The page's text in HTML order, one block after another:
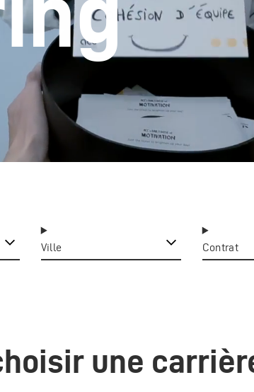
Ville Contrat
une